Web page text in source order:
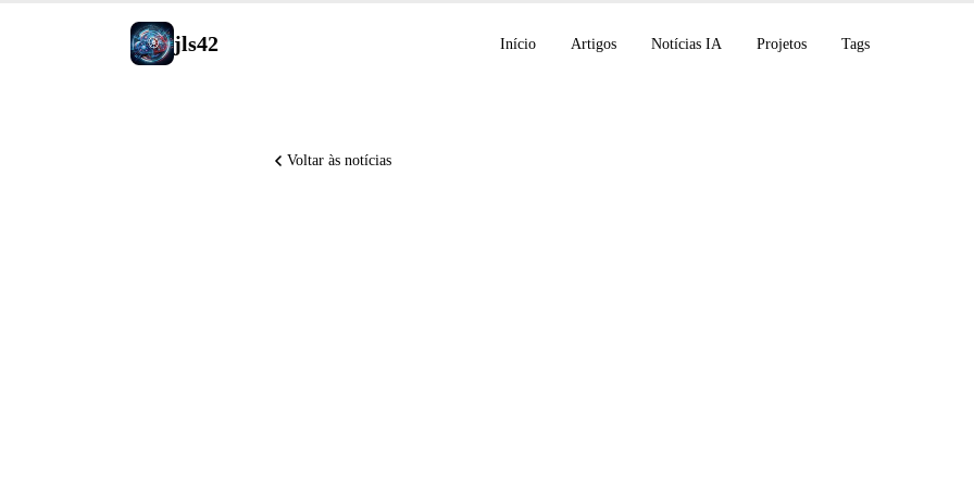
jls42 Início Artigos Notícias IA Projetos Tags
Voltar às notícias